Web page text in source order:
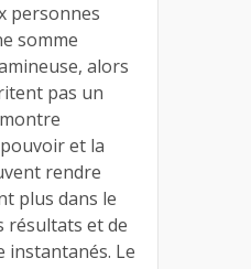
personnes
somme
alors
pas un
et la
rendre
plus dans le
résultats et de
instantanés. Le